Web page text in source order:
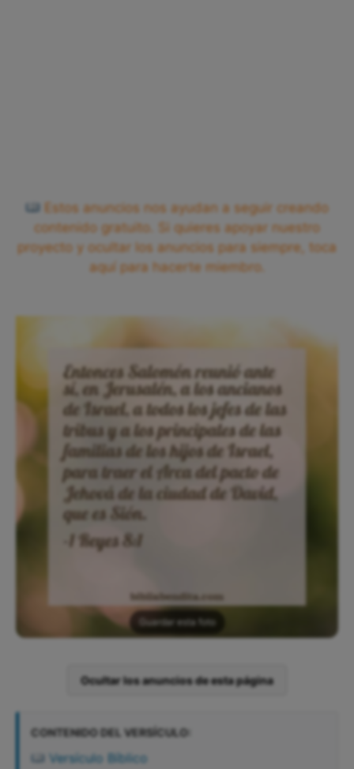
Estos anuncios nos ayudan a seguir creando
contenido gratuito. Si quieres apoyar nuestro
proyecto y ocultar los anuncios para siempre, toca
aquí para hacerte miembro.
Guardar esta foto
Ocultar los anuncios de esta página
CONTENIDO DEL VERSÍCULO:
Versículo Bíblico